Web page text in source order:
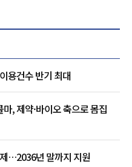
용건수 반기 최대
, 제약·바이오 축으로 몸집
…2036년 말까지 지원